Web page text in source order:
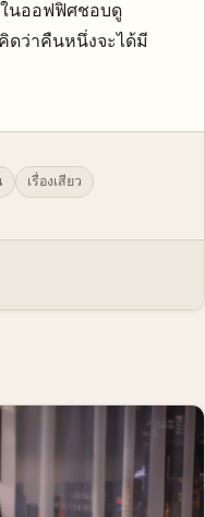
นออฟฟิศชอบดู
ดว่าคืนหนึ่งจะได้มี
เรื่องเสียว